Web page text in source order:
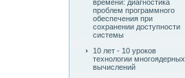
времени: диагностика
проблем программного
обеспечения при
сохранении доступности
системы
10 лет - 10 уроков
технологии многоядерных
вычислений